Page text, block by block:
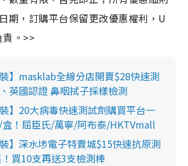
期，訂購平台保留更改優惠權利，U
。>>
裝】masklab全線分店開賣$28快速測
英國認證 鼻咽拭子採樣檢測
裝】20大病毒快速測試劑購買平台一
！屈臣氏/萬寧/阿布泰/HKTVmall
裝】深水埗電子特賣城$15快速抗原測
買10支再送3支檢測棒